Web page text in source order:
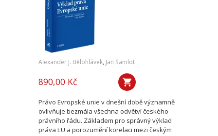
Alexander J. Bělohlávek, Jan Šamlot
890,00 Kč
Právo Evropské unie v dnešní době významně
ovlivňuje bezmála všechna odvětví českého
právního řádu. Základem pro správný výklad
práva EU a porozumění korelaci mezi českým